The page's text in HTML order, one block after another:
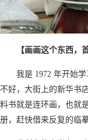
【画画这个东西，
我是 1972 年开始
不好，大街上的新华书
料书就是连环画，也就
册，赶快借来反复的临摹